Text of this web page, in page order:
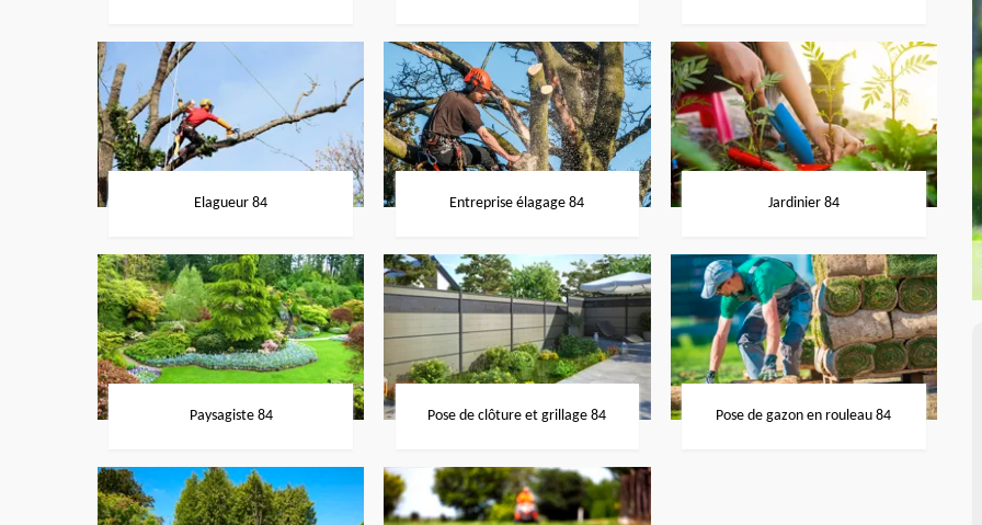
Elagueur 84 Entreprise élagage 84 Jardinier 84
Paysagiste 84 Pose de clôture et grillage 84 Pose de gazon en rouleau 84